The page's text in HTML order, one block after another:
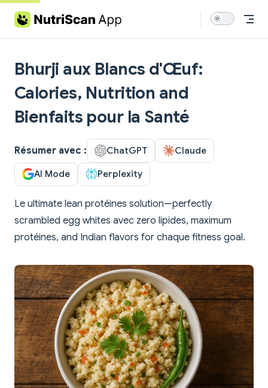
Skip to content
Bhurji aux Blancs d'Œuf:
Calories, Nutrition and
Bienfaits pour la Santé
Résumer avec : ChatGPT Claude
AI Mode Perplexity
Le ultimate lean protéines solution—perfectly
scrambled egg whites avec zero lipides, maximum
protéines, and Indian flavors for chaque fitness goal.